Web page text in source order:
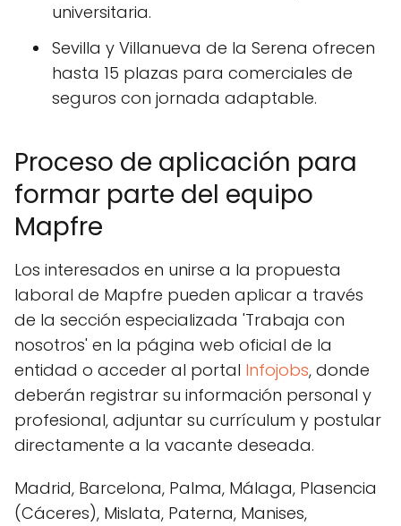
universitaria.
Sevilla y Villanueva de la Serena ofrecen
hasta 15 plazas para comerciales de
seguros con jornada adaptable.
Proceso de aplicación para
formar parte del equipo
Mapfre
Los interesados en unirse a la propuesta
laboral de Mapfre pueden aplicar a través
de la sección especializada 'Trabaja con
nosotros' en la página web oficial de la
entidad o acceder al portal Infojobs, donde
deberán registrar su información personal y
profesional, adjuntar su currículum y postular
directamente a la vacante deseada.
Madrid, Barcelona, Palma, Málaga, Plasencia
(Cáceres), Mislata, Paterna, Manises,